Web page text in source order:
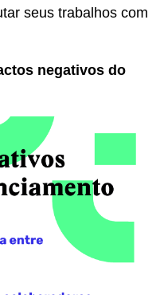
seus trabalhos com
negativos do